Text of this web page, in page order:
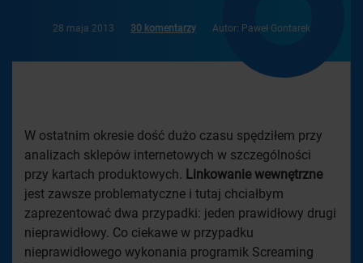
28 maja 2013 30 komentarzy Autor: Paweł Gontarek
W ostatnim okresie dość dużo czasu spędziłem przy
analizach sklepów internetowych w szczególności
przy kartach produktowych. Linkowanie wewnętrzne
jest zawsze problematyczne i tutaj chciałbym
zaprezentować dwa przypadki: jeden prawidłowy drugi
nieprawidłowy. Co ciekawe w przypadku
nieprawidłowego wykonania programik Screaming